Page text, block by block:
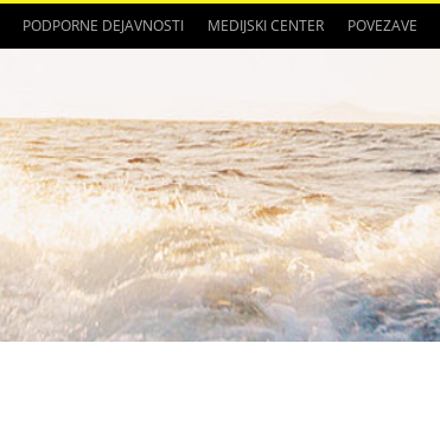
PODPORNE DEJAVNOSTI MEDIJSKI CENTER POVEZAVE